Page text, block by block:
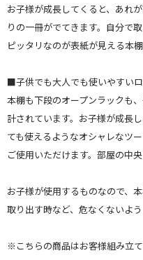
お子様が成長してくると、あれ
りの一冊がでてきます。自分で
ピッタリなのが表紙が見える本棚
■子供でも大人でも使いやすい
本棚も下段のオープンラックも
計されています。お子様が成長
ても使えるようなオシャレなツ
ご使用いただけます。部屋の中
お子様が使用するものなので、
取り出す時など、危なくないよ
※こちらの商品はお客様組み立て